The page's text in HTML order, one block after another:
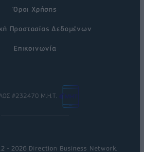
Όροι Χρήσης
Προστασίας Δεδομένων
Επικοινωνία
#232470 Μ.Η.Τ.
- 2026 Direction Business Network.